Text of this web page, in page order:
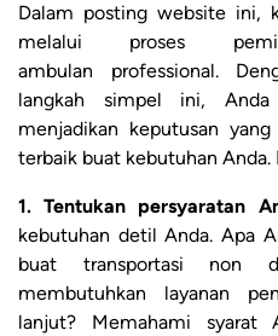
Dalam posting website ini,
melalui proses
ambulan professional.
langkah simpel ini,
menjadikan keputusan
terbaik buat kebutuhan Anda.
1. Tentukan persyaratan
kebutuhan detil Anda. Apa
buat transportasi non
membutuhkan layanan
lanjut? Memahami syarat